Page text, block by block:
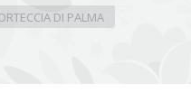
DI PALMA